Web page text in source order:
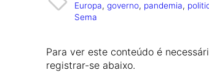
Europa, governo, pandemia,
Sema
Para ver este conteúdo é
registrar-se abaixo.